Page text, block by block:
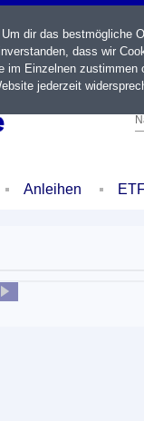
Anleihen
dir das bestmögliche
dass wir
im Einzelnen
jederzeit